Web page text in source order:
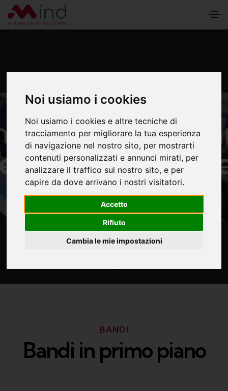
Noi usiamo i cookies
Noi usiamo i cookies e altre tecniche di
tracciamento per migliorare la tua esperienza
di navigazione nel nostro sito, per mostrarti
contenuti personalizzati e annunci mirati, per
analizzare il traffico sul nostro sito, e per
capire da dove arrivano i nostri visitatori.
Accetto
Rifiuto
Cambia le mie impostazioni
Organizzazione
eventi
BANDI
Bandi in primo piano